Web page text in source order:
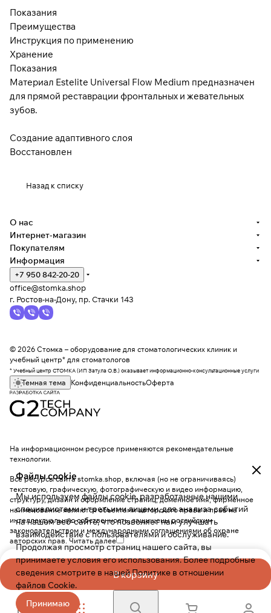
Показания
Преимущества
Инструкция по применению
Хранение
Показания
Материал Estelite Universal Flow Medium предназначен
для прямой реставрации фронтальных и жевательных
зубов.
Создание адаптивного слоя
Восстановлен
Назад к списку
В корзину
Файлы cookie
Мы используем файлы cookie, разработанные нашими
специалистами и третьими лицами, для анализа событий
на нашем веб-сайте, что позволяет нам улучшать
взаимодействие с пользователями и обслуживание.
Продолжая просмотр страниц нашего сайта, вы
принимаете условия его использования. Более подробные
сведения смотрите в нашейПолитике в отношении
файлов Cookie.
Принимаю
О нас
Интернет-магазин
Покупателям
Информация
+7 950 842-20-20
office@stomka.shop
г. Ростов-на-Дону, пр. Стачки 143
© 2026 Стомка – оборудование для стоматологических клиник и
учебный центр* для стоматологов
* Учебный центр СТОМКА (ИП Затула О.В.) оказывает информационно-консультационные услуги
Темная тема КонфиденциальностьОферта
На информационном ресурсе применяются рекомендательные
технологии.
Все ресурсы сайта stomka.shop, включая (но не ограничиваясь)
текстовую, графическую, фотографическую и видео информацию,
структуру, дизайн и оформление страниц, доменное имя, фирменное
наименование являются объектами авторского права и прав на
интеллектуальную собственность, защищены российским
законодательством и международными соглашениями об охране
авторских прав. Читать далее